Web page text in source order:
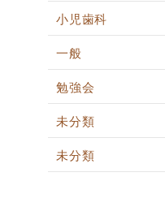
小児歯科
一般
勉強会
未分類
未分類